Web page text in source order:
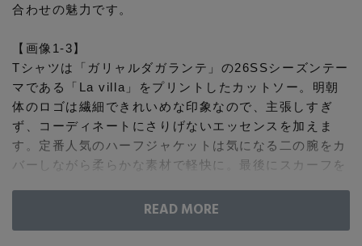
コート
ルームウェア・パジャマ
ボディバッグ・ウェストポーチ
クラッチバッグ
ボストンバッグ
スーツケース
ベルト
グローブ
レッグウェア
コサージュ・ブローチ
アンクレット
チャーム
水着・スイムウェア
NEW IN BRAND
BRAND NEWS
合わせの魅力です。
【画像1-3】
Tシャツは「ガリャルダガランテ」の26SSシーズンテー
マである「La villa」をプリントしたカットソー。明朝
体のロゴは繊細できれいめな印象なので、主張しすぎ
ず、コーディネートにさりげないエッセンスを加えま
す。定番人気のハーフジャケットは気になる二の腕をカ
バーしながら柔らかな素材で軽快に。最後にスカーフを
わりにポイントが生まれることで、奥行きのある着こな